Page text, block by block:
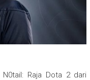
N0tail: Raja Dota 2 dari